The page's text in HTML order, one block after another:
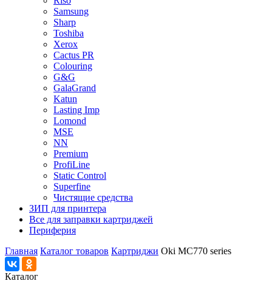
Samsung
Sharp
Toshiba
Xerox
Cactus PR
Colouring
G&G
GalaGrand
Katun
Lasting Imp
Lomond
MSE
NN
Premium
ProfiLine
Static Control
Superfine
Чистящие средства
ЗИП для принтера
Все для заправки картриджей
Периферия
Главная Каталог товаров Картриджи Oki MC770 series
Каталог